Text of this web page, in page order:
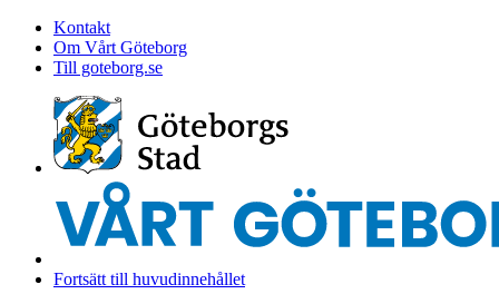
Kontakt
Om Vårt Göteborg
Till goteborg.se
Fortsätt till huvudinnehållet